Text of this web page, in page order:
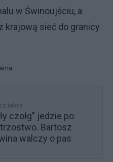
w Świnoujściu, a
krajową sieć do granicy
także
czołg” jedzie po
Bartosz
walczy o pas